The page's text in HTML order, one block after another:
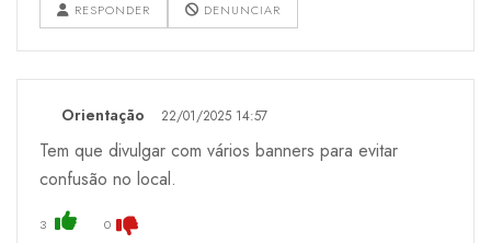
RESPONDER DENUNCIAR
Orientação 22/01/2025 14:57
Tem que divulgar com vários banners para evitar
confusão no local.
3 0